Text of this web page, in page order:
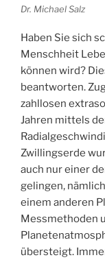
Dr. Michael Salz
Haben Sie sich
Menschheit
können wird?
beantworten.
zahllosen
Jahren mittels
Zwillingserde
auch nur einer
gelingen,
einem anderen
Messmethoden
übersteigt.